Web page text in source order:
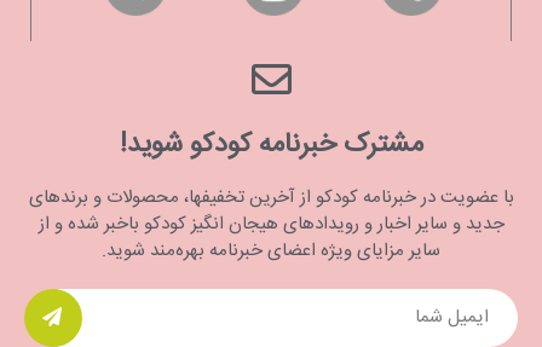
مشترک خبرنامه کودکو شوید!
با عضویت در خبرنامه کودکو از آخرین تخفیفها، محصولات و برندهای
جدید و سایر اخبار و رویدادهای هیجان انگیز کودکو باخبر شده و از
سایر مزایای ویژه اعضای خبرنامه بهره‌مند شوید.